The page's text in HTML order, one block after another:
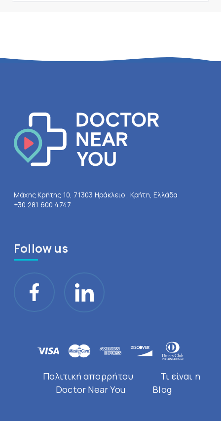
Μάχης Κρήτης 10, 71303 Ηράκλειο , Κρήτη, Ελλάδα
+30 281 600 4747
Follow us
Πολιτική απορρήτου
Τι είναι η
Doctor Near You
Blog